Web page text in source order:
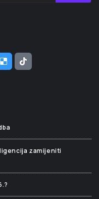
zamijeniti